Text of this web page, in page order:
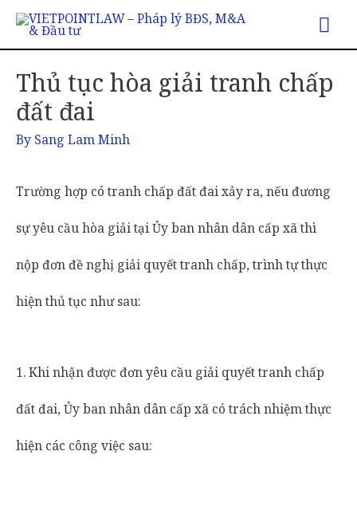
Thủ tục hòa giải tranh chấp
đất đai
By Sang Lam Minh
Trường hợp có tranh chấp đất đai xảy ra, nếu đương
sự yêu cầu hòa giải tại Ủy ban nhân dân cấp xã thì
nộp đơn đề nghị giải quyết tranh chấp, trình tự thực
hiện thủ tục như sau:
1. Khi nhận được đơn yêu cầu giải quyết tranh chấp
đất đai, Ủy ban nhân dân cấp xã có trách nhiệm thực
hiện các công việc sau: